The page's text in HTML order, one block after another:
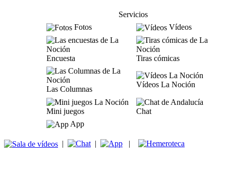
Servicios
Fotos
Vídeos
Encuesta Tiras cómicas
Las Columnas
Vídeos La Noción
Mini juegos
Chat
App
| | |